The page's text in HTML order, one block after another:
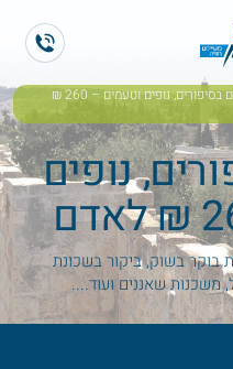
ירושלים בסיפורים, נופים וטעמים – 260 ₪
נופים
בוקר בשוק, ביקור בשכונת
משכנות שאננים ועוד....